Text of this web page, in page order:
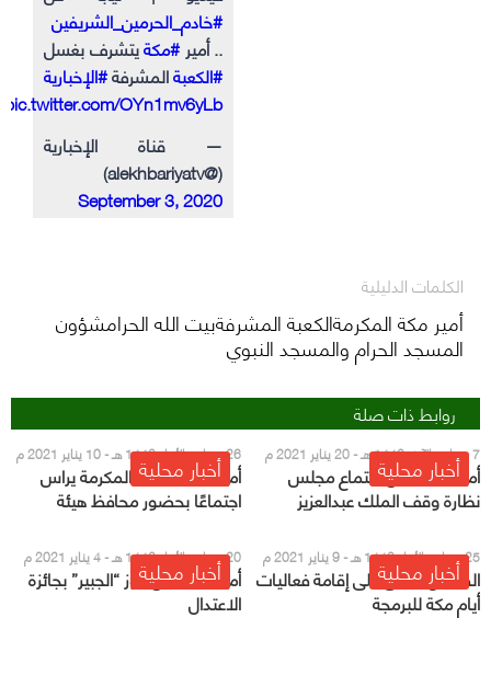
#خادم_الحرمين_الشريفين
.. أمير #مكةيتشرف بغسل
#الكعبةالمشرفة#الإخبارية
pic.twitter.com/OYn1mv6yLb
— قناة الإخبارية
(@alekhbariyatv)
September 3, 2020
الكلمات الدليلية
أمير مكة المكرمةالكعبة المشرفةبيت الله الحرامشؤون
المسجد الحرام والمسجد النبوي
روابط ذات صلة
أخبار محلية 7 جمادى الآخر 1442 هـ - 20 يناير 2021 م
أمير مكة يرأس اجتماع مجلس
نظارة وقف الملك عبدالعزيز
أخبار محلية26 جمادى الأول 1442 هـ - 10 يناير 2021 م
أمير منطقة مكة المكرمة يراس
اجتماعًا بحضور محافظ هيئة
أخبار محلية25 جمادى الأول 1442 هـ - 9 يناير 2021 م
الفيصل يوافق على إقامة فعاليات
أيام مكة للبرمجة
أخبار محلية20 جمادى الأول 1442 هـ - 4 يناير 2021 م
أمير مكة يعلن فوز “الجبير” بجائزة
الاعتدال